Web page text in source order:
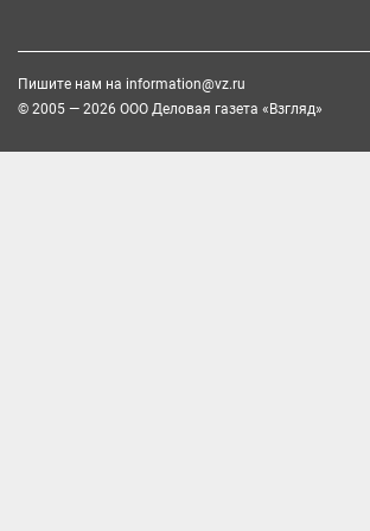
Пишите нам на information@vz.ru
© 2005 — 2026 ООО Деловая газета «Взгляд»